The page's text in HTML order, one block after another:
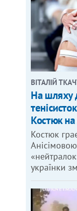
ВІТАЛІЙ
На шляху
Костюк на
Костюк
українки